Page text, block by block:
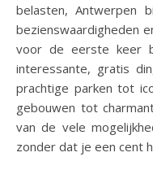
belasten, Antwerpen
bezienswaardigheden
voor de eerste keer
interessante, gratis
prachtige parken tot
gebouwen tot
van de vele
zonder dat je een cent